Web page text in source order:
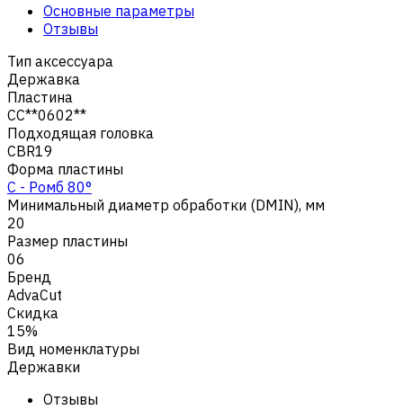
Основные параметры
Отзывы
Тип аксессуара
Державка
Пластина
CC**0602**
Подходящая головка
CBR19
Форма пластины
C - Ромб 80°
Минимальный диаметр обработки (DMIN), мм
20
Размер пластины
06
Бренд
AdvaCut
Скидка
15%
Вид номенклатуры
Державки
Отзывы